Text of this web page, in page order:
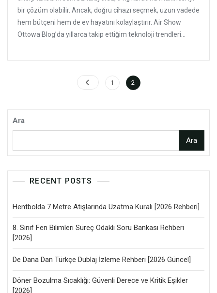
bir çözüm olabilir. Ancak, doğru cihazı seçmek, uzun vadede
hem bütçeni hem de ev hayatını kolaylaştırır. Air Show
Ottowa Blog’da yıllarca takip ettiğim teknoloji trendleri...
Yazı
Page
1 Page
2
Ara
Ara
RECENT POSTS
Hentbolda 7 Metre Atışlarında Uzatma Kuralı [2026 Rehberi]
8. Sınıf Fen Bilimleri Süreç Odaklı Soru Bankası Rehberi
[2026]
De Dana Dan Türkçe Dublaj İzleme Rehberi [2026 Güncel]
Döner Bozulma Sıcaklığı: Güvenli Derece ve Kritik Eşikler
[2026]